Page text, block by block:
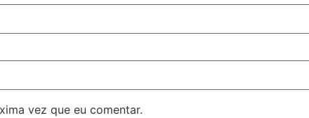
vez que eu comentar.